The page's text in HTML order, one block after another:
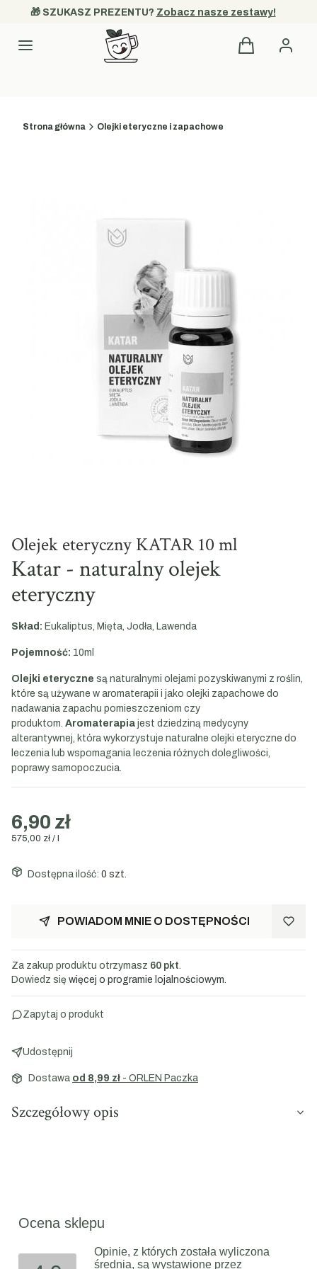
🎁 SZUKASZ PREZENTU? Zobacz nasze zestawy!
Kategorie Produkty w
Strona główna Olejki eteryczne i zapachowe
Olejek eteryczny KATAR 10 ml
Katar - naturalny olejek
eteryczny
Skład: Eukaliptus, Mięta, Jodła, Lawenda
Pojemność: 10ml
Olejki eteryczne są naturalnymi olejami pozyskiwanymi z roślin,
które są używane w aromaterapii i jako olejki zapachowe do
nadawania zapachu pomieszczeniom czy
produktom. Aromaterapia jest dziedziną medycyny
alterantywnej, która wykorzystuje naturalne olejki eteryczne do
leczenia lub wspomagania leczenia różnych dolegliwości,
poprawy samopoczucia.
6,90 zł
575,00 zł / l
Dostępna ilość: 0 szt.
POWIADOM MNIE O DOSTĘPNOŚCI
Za zakup produktu otrzymasz 60 pkt.
Dowiedz się więcej o programie lojalnościowym.
Zapytaj o produkt
Udostępnij
Dostawa od 8,99 zł - ORLEN Paczka
Szczegółowy opis
Ocena sklepu
Opinie, z których została wyliczona
średnia, są wystawione przez